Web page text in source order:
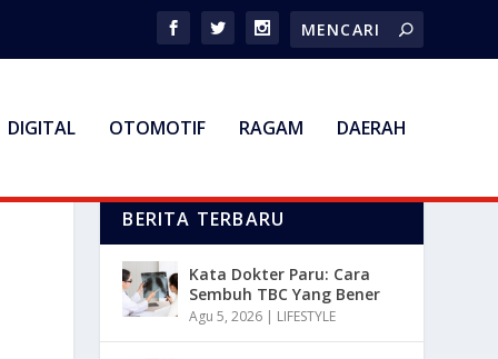
DIGITAL OTOMOTIF RAGAM DAERAH
BERITA TERBARU
Kata Dokter Paru: Cara
Sembuh TBC Yang Bener
Agu 5, 2026 | LIFESTYLE